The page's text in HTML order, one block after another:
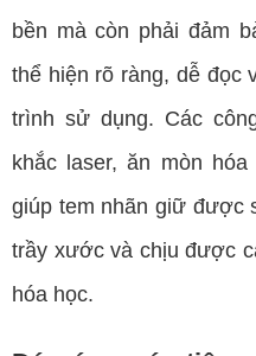
bền mà còn phải đảm
thể hiện rõ ràng, dễ đọc
trình sử dụng. Các
khắc laser, ăn mòn
giúp tem nhãn giữ được
trầy xước và chịu được
hóa học.